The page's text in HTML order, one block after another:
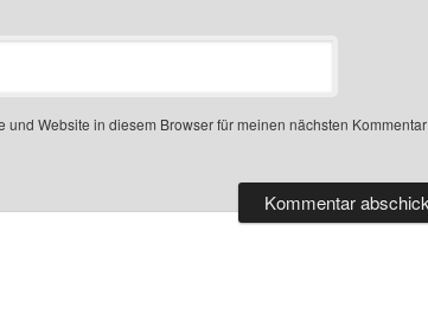
und Website in diesem Browser für meinen nächsten Kommentar